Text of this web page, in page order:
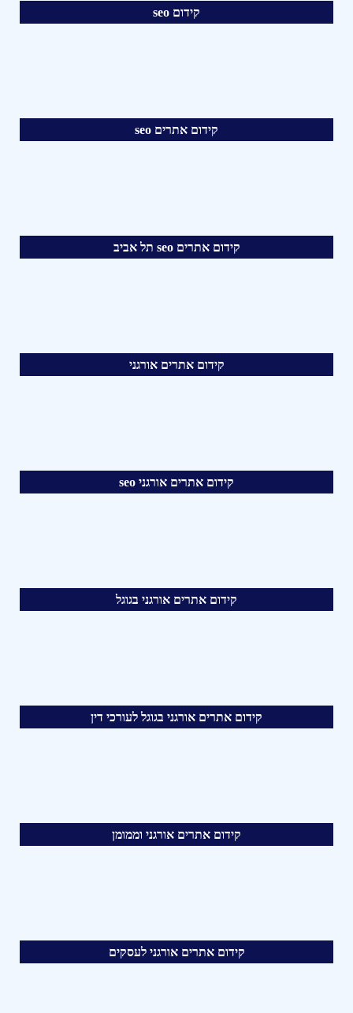
קידום seo
קידום אתרים seo
קידום אתרים seo תל אביב
קידום אתרים אורגני
קידום אתרים אורגני seo
קידום אתרים אורגני בגוגל
קידום אתרים אורגני בגוגל לעורכי דין
קידום אתרים אורגני וממומן
קידום אתרים אורגני לעסקים